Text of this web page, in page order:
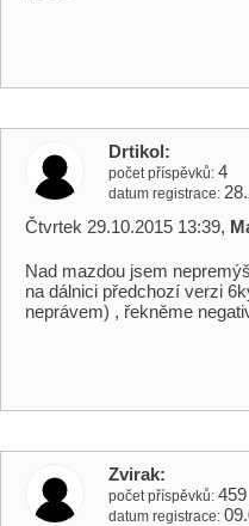
Drtikol
počet příspěvků 4
datum registrace
Čtvrtek 29.10.2015 13:39,
Nad mazdou jsem
na dálnici předchozí verzi
neprávem) , řekněme
Zvirak
počet příspěvků 459
datum registrace